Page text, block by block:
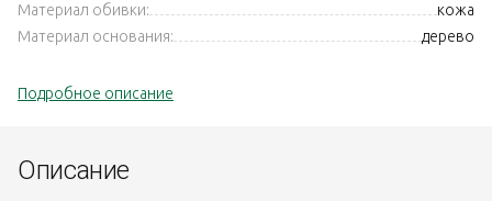
Материал обивки:
кожа
Материал основания:
дерево
Подробное описание
Описание